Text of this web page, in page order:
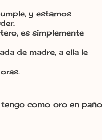
y estamos
es simplemente
de madre, a ella le
como oro en